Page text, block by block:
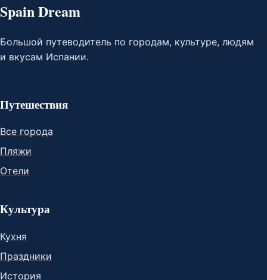
Spain Dream
Большой путеводитель по городам, культуре, людям
и вкусам Испании.
Путешествия
Все города
Пляжи
Отели
Культура
Кухня
Праздники
История